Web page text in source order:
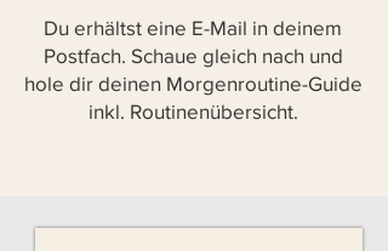
Du erhältst eine E-Mail in deinem
Postfach. Schaue gleich nach und
hole dir deinen Morgenroutine-Guide
inkl. Routinenübersicht.